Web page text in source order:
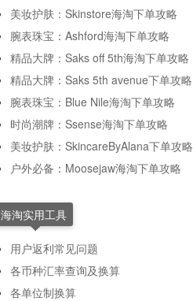
美妆护肤：Skinstore海淘下单攻略
腕表珠宝：Ashford海淘下单攻略
精品大牌：Saks off 5th海淘下单攻略
精品大牌：Saks 5th avenue下单攻略
腕表珠宝：Blue Nile海淘下单攻略
时尚潮牌：Ssense海淘下单攻略
美妆护肤：SkincareByAlana下单攻略
户外必备：Moosejaw海淘下单攻略
海淘实用工具
用户返利常见问题
各币种汇率查询及换算
各单位制换算